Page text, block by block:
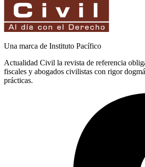
Una marca de Instituto Pacífico
Actualidad Civil la revista de referencia
fiscales y abogados civilistas con rigor
prácticas.